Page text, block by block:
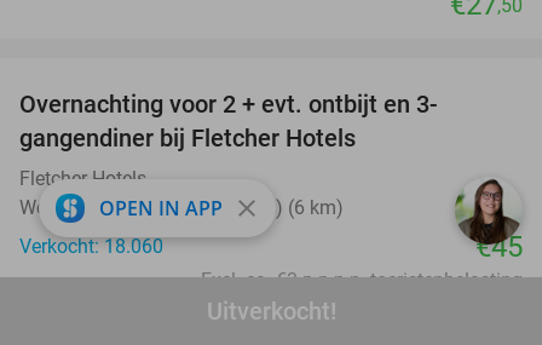
Uitverkocht!
,50
Overnachting voor 2 + evt. ontbijt en 3-
gangendiner bij Fletcher Hotels
Fletcher Hotels
Wolfheze (+ meerdere locaties) (6 km)
Verkocht: 18.060
€45
Excl. ca. €3 p.p.p.n. toeristenbelasting
OPEN IN APP close